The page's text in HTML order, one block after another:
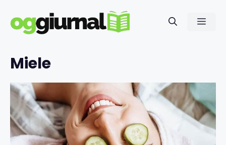
contenuto
Miele